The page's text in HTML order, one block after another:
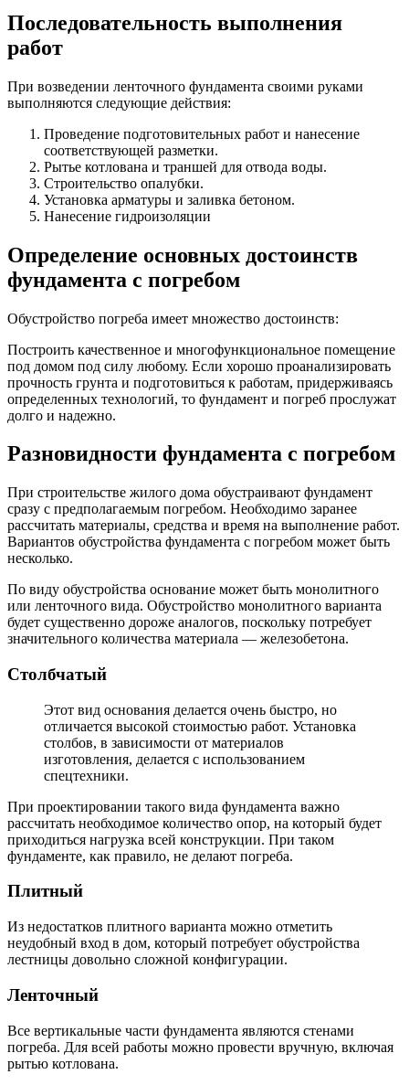
Последовательность выполнения
работ
При возведении ленточного фундамента своими руками
выполняются следующие действия:
Проведение подготовительных работ и нанесение
соответствующей разметки.
Рытье котлована и траншей для отвода воды.
Строительство опалубки.
Установка арматуры и заливка бетоном.
Нанесение гидроизоляции
Определение основных достоинств
фундамента с погребом
Обустройство погреба имеет множество достоинств:
Построить качественное и многофункциональное помещение
под домом под силу любому. Если хорошо проанализировать
прочность грунта и подготовиться к работам, придерживаясь
определенных технологий, то фундамент и погреб прослужат
долго и надежно.
Разновидности фундамента с погребом
При строительстве жилого дома обустраивают фундамент
сразу с предполагаемым погребом. Необходимо заранее
рассчитать материалы, средства и время на выполнение работ.
Вариантов обустройства фундамента с погребом может быть
несколько.
По виду обустройства основание может быть монолитного
или ленточного вида. Обустройство монолитного варианта
будет существенно дороже аналогов, поскольку потребует
значительного количества материала — железобетона.
Столбчатый
Этот вид основания делается очень быстро, но
отличается высокой стоимостью работ. Установка
столбов, в зависимости от материалов
изготовления, делается с использованием
спецтехники.
При проектировании такого вида фундамента важно
рассчитать необходимое количество опор, на который будет
приходиться нагрузка всей конструкции. При таком
фундаменте, как правило, не делают погреба.
Плитный
Из недостатков плитного варианта можно отметить
неудобный вход в дом, который потребует обустройства
лестницы довольно сложной конфигурации.
Ленточный
Все вертикальные части фундамента являются стенами
погреба. Для всей работы можно провести вручную, включая
рытью котлована.